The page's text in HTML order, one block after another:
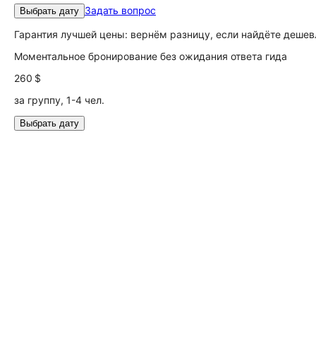
Выбрать дату Задать вопрос
Гарантия лучшей цены: вернём разницу, если найдёте
Моментальное бронирование без ожидания ответа гида
260 $
за группу, 1-4 чел.
Выбрать дату